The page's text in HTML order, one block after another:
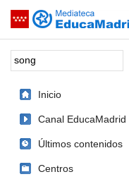
Saltar navegación
Palabra o frase:
Inicio
Canal EducaMadrid
Últimos contenidos
Centros